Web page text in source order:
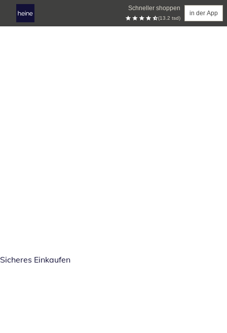
Schneller shoppen
(13.2 tsd)
in der App
Sicheres Einkaufen